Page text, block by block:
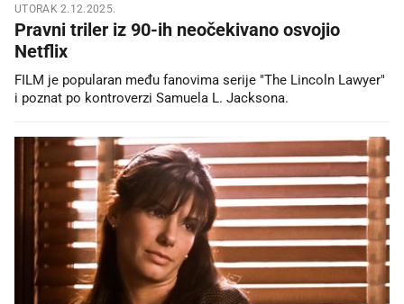
UTORAK 2.12.2025.
Pravni triler iz 90-ih neočekivano osvojio
Netflix
FILM je popularan među fanovima serije "The Lincoln Lawyer"
i poznat po kontroverzi Samuela L. Jacksona.